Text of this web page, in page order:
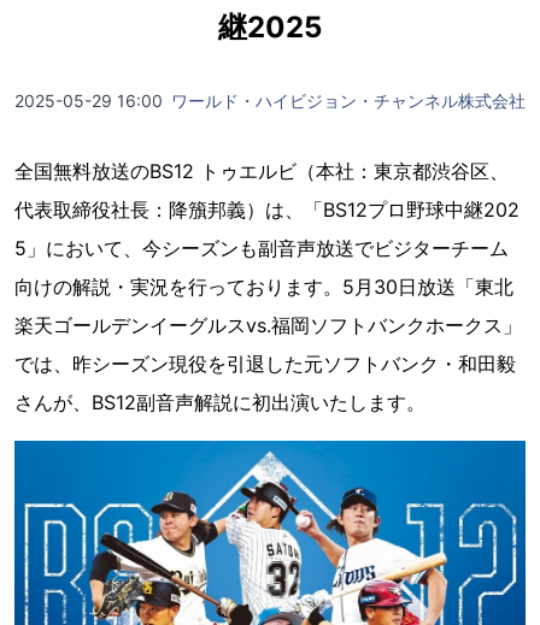
継2025
2025-05-29 16:00 ワールド・ハイビジョン・チャンネル株式会社
全国無料放送のBS12 トゥエルビ（本社：東京都渋谷区、
代表取締役社⻑：降籏邦義）は、「BS12プロ野球中継202
5」において、今シーズンも副音声放送でビジターチーム
向けの解説・実況を行っております。5月30日放送「東北
楽天ゴールデンイーグルスvs.福岡ソフトバンクホークス」
では、昨シーズン現役を引退した元ソフトバンク・和田毅
さんが、BS12副音声解説に初出演いたします。